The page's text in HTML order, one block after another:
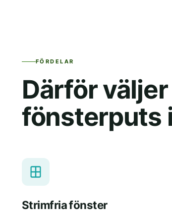
FÖRDELAR
Därför
fönsterputs
Strimfria fönster